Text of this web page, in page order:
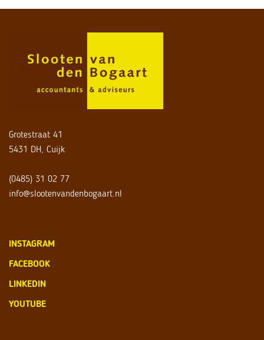
Grotestraat 41
5431 DH, Cuijk
(0485) 31 02 77
info@slootenvandenbogaart.nl
INSTAGRAM
FACEBOOK
LINKEDIN
YOUTUBE